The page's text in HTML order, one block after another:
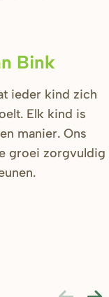
Bink
ieder kind zich
Elk kind is
manier. Ons
groei zorgvuldig